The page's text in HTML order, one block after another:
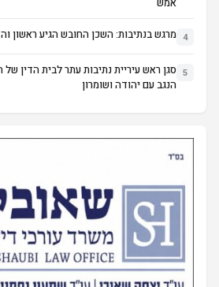
4 מרגש בנתיבות: השכן החובש הגיע ראשון
5 סגן ראש עיריית נתיבות עתר לבית הדין של
הנגב עם יהודה ושומרון